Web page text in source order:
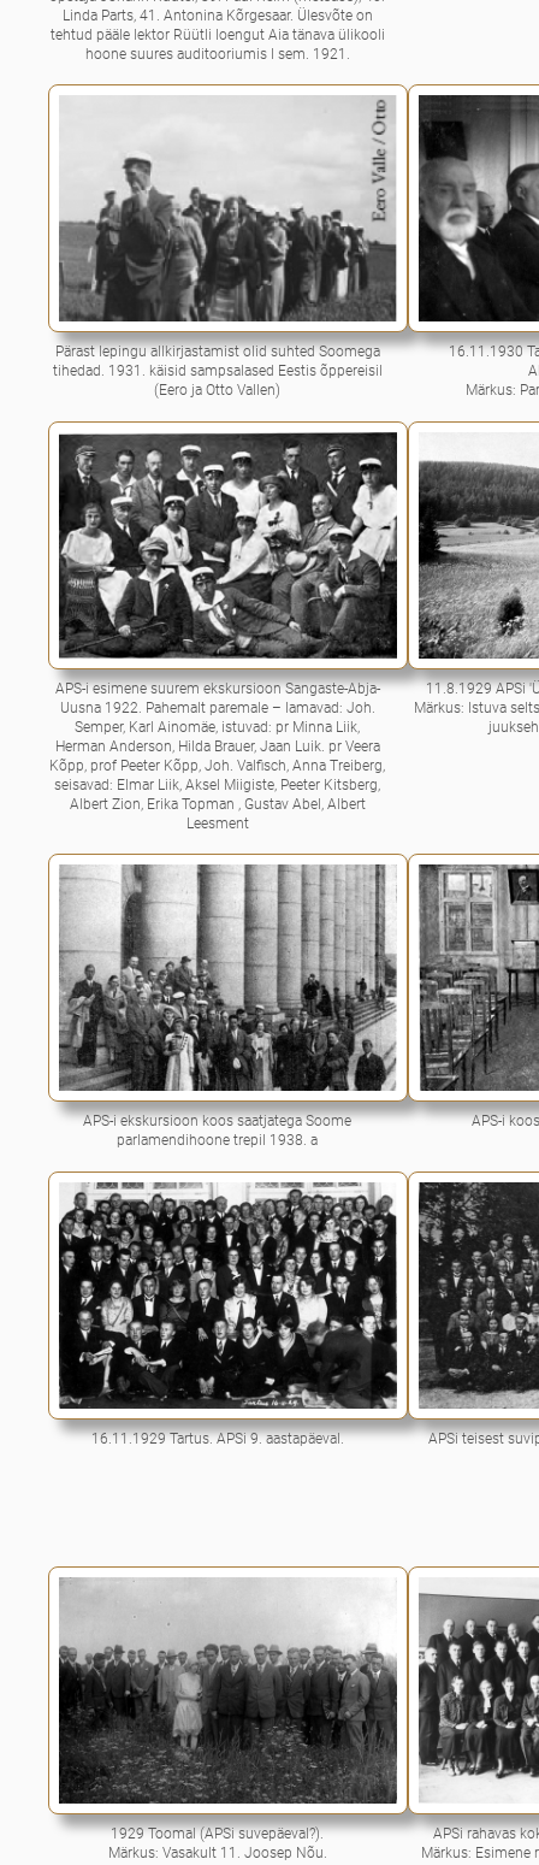
Linda Parts, 41. Antonina Kõrgesaar. Ülesvõte on
tehtud pääle lektor Rüütli loengut Aia tänava ülikooli
hoone suures auditooriumis I sem. 1921.
Pärast lepingu allkirjastamist olid suhted Soomega
tihedad. 1931. käisid sampsalased Eestis õppereisil
(Eero ja Otto Vallen)
16.11.1930
Märkus:
APS-i esimene suurem ekskursioon Sangaste-Abja-
Uusna 1922. Pahemalt paremale – lamavad: Joh.
Semper, Karl Ainomäe, istuvad: pr Minna Liik,
Herman Anderson, Hilda Brauer, Jaan Luik. pr Veera
Kõpp, prof Peeter Kõpp, Joh. Valfisch, Anna Treiberg,
seisavad: Elmar Liik, Aksel Miigiste, Peeter Kitsberg,
Albert Zion, Erika Topman , Gustav Abel, Albert
Leesment
11.8.1929 APSi
Märkus: Istuva
APS-i ekskursioon koos saatjatega Soome
parlamendihoone trepil 1938. a
APS-i
16.11.1929 Tartus. APSi 9. aastapäeval. APSi teisest
1929 Toomal (APSi suvepäeval?).
Märkus: Vasakult 11. Joosep Nõu.
APSi rahavas
Märkus: Esimene